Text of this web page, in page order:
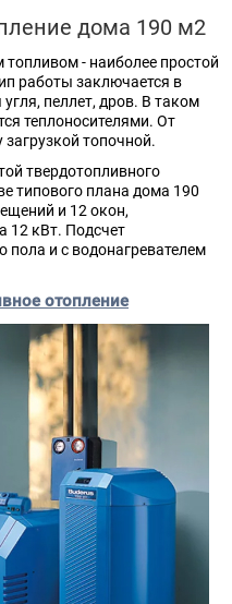
дома 190 м2
- наиболее простой
работы заключается в
пеллет, дров. В таком
теплоносителями. От
топочной.
твердотопливного
типового плана дома 190
и 12 окон,
12 кВт. Подсчет
пола и с водонагревателем
отопление